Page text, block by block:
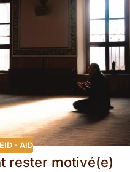
- AID
rester motivé(e)